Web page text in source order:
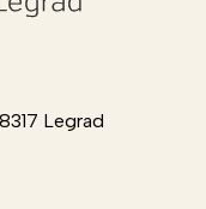
Legrad